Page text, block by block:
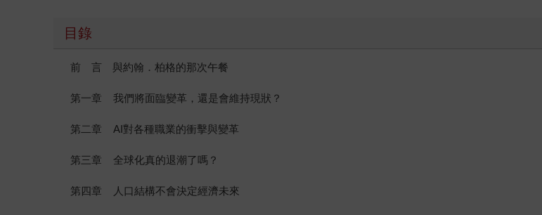
目錄
前 言 與約翰．柏格的那次午餐
第一章 我們將面臨變革，還是會維持現狀？
第二章 AI對各種職業的衝擊與變革
第三章 全球化真的退潮了嗎？
第四章 人口結構不會決定經濟未來